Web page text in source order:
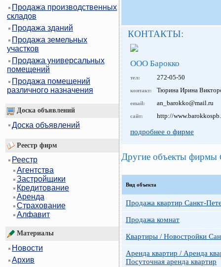
Продажа производственных
складов
Продажа зданий
Продажа земельных
участков
Продажа универсальных
помещений
Продажа помещений
различного назначения
Доска объявлений
Доска объявлений
Реестр фирм
Реестр
Агентства
Застройщики
Кредитование
Аренда
Страхование
Алфавит
Материалы
Новости
Архив
КОНТАКТЫ:
ООО Барокко
тел: 272-05-50
контакт: Тюрина Ирина
email: an_barokko@mail.ru
сайт: http://
подробнее о фирме
Другие объекты фирмы
Вид объекта
Продажа квартир Санкт-
Продажа комнат
Квартиры / Новостройки
Аренда квартир / Аренда
Посуточная аренда квартир